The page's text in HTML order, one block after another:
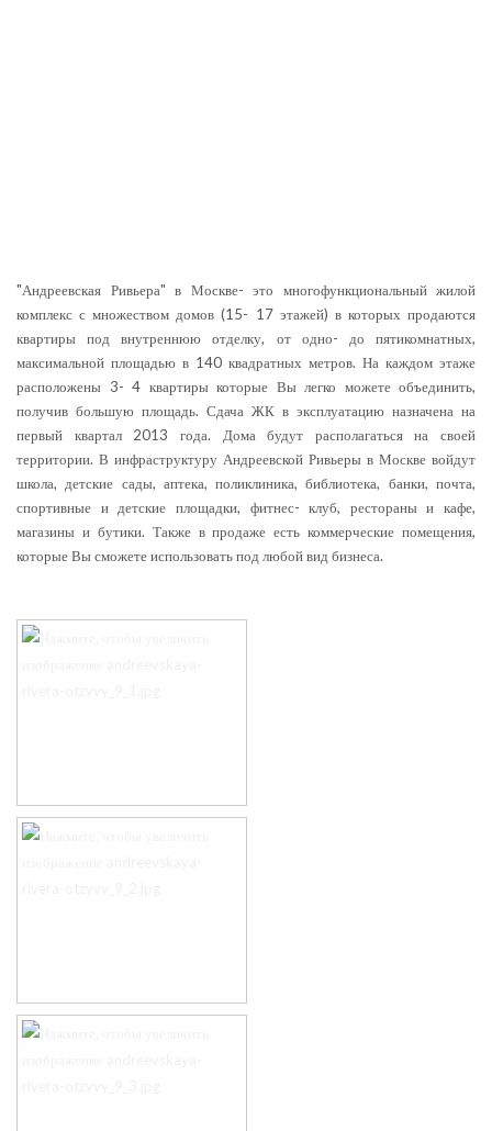
"Андреевская Ривьера" в Москве- это многофункциональный жилой
комплекс с множеством домов (15- 17 этажей) в которых продаются
квартиры под внутреннюю отделку, от одно- до пятикомнатных,
максимальной площадью в 140 квадратных метров. На каждом этаже
расположены 3- 4 квартиры которые Вы легко можете объединить,
получив большую площадь. Сдача ЖК в эксплуатацию назначена на
первый квартал 2013 года. Дома будут располагаться на своей
территории. В инфраструктуру Андреевской Ривьеры в Москве войдут
школа, детские сады, аптека, поликлиника, библиотека, банки, почта,
спортивные и детские площадки, фитнес- клуб, рестораны и кафе,
магазины и бутики. Также в продаже есть коммерческие помещения,
которые Вы сможете использовать под любой вид бизнеса.